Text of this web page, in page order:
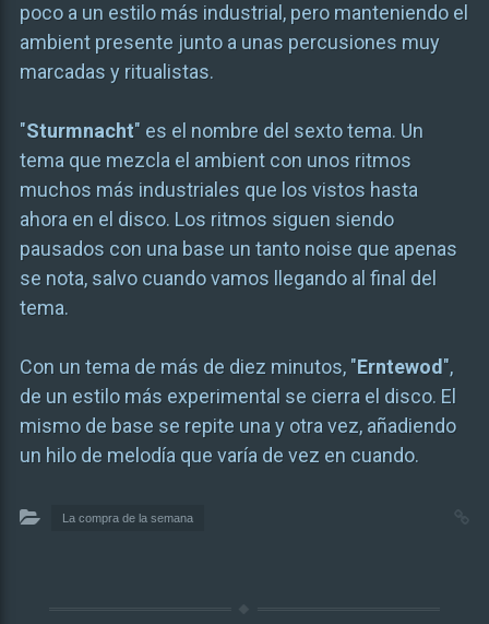
poco a un estilo más industrial, pero manteniendo el
ambient presente junto a unas percusiones muy
marcadas y ritualistas.
"Sturmnacht" es el nombre del sexto tema. Un
tema que mezcla el ambient con unos ritmos
muchos más industriales que los vistos hasta
ahora en el disco. Los ritmos siguen siendo
pausados con una base un tanto noise que apenas
se nota, salvo cuando vamos llegando al final del
tema.
Con un tema de más de diez minutos, "Erntewod ",
de un estilo más experimental se cierra el disco. El
mismo de base se repite una y otra vez, añadiendo
un hilo de melodía que varía de vez en cuando.
La compra de la semana